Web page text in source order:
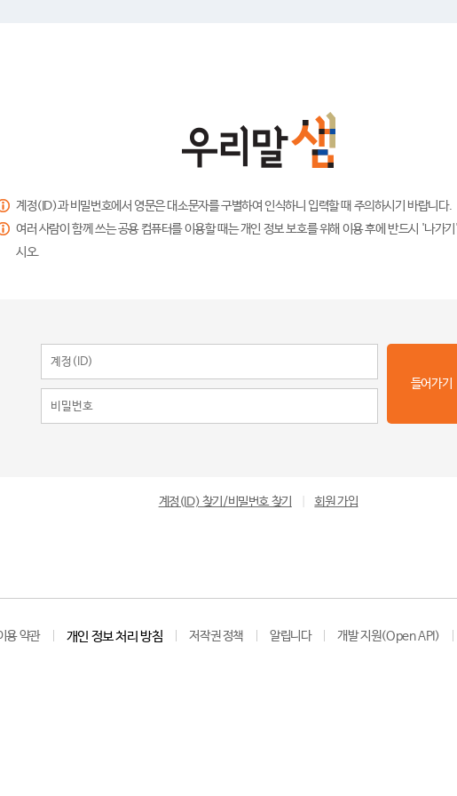
계정(ID)과 비밀번호에서 영문은 대소문자를 구별하여 인식하니 입력할 때 주의하시기 바랍니다.
여러 사람이 함께 쓰는 공용 컴퓨터를 이용할 때는 개인 정보 보호를 위해 이용 후에 반드시 '나가
시오.
들어가기
계정(ID) 찾기/비밀번호 찾기 회원 가입
용 약관 개인 정보 처리 방침 저작권 정책 알립니다 개발 지원(Open API)